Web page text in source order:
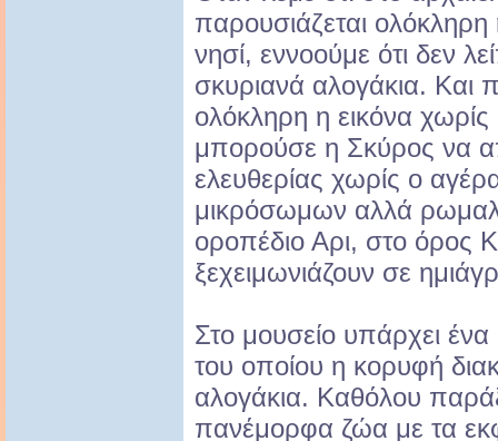
παρουσιάζεται
νησί, εννοούμε ότι δεν
σκυριανά αλογάκια. Και
ολόκληρη η εικόνα
μπορούσε η Σκύρος να
ελευθερίας χωρίς ο
μικρόσωμων αλλά
οροπέδιο Αρι, στο όρος
ξεχειμωνιάζουν σε
Στο μουσείο υπάρχει
του οποίου η κορυφή
αλογάκια. Καθόλου
πανέμορφα ζώα με τα